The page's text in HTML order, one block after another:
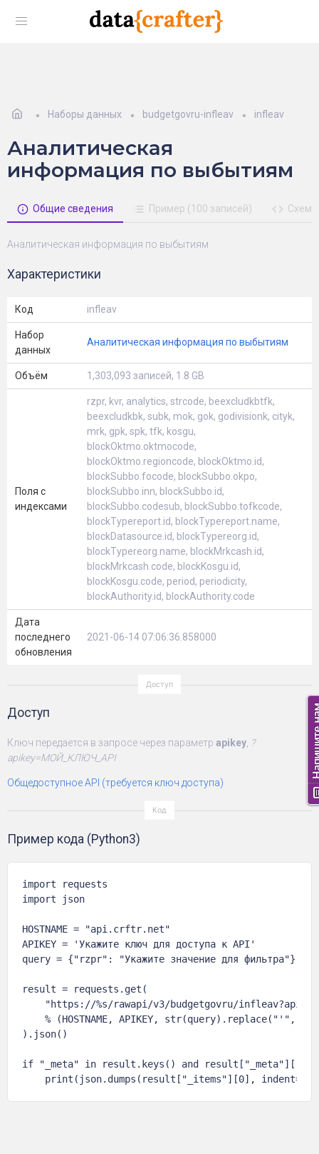
Наборы данных budgetgovru-infleav infleav
Аналитическая
информация по выбытиям
Общие сведения Пример (100 записей) Схема
Аналитическая информация по выбытиям
Характеристики
Код infleav
Набор
данных
Аналитическая информация по выбытиям
Объём 1,303,093 записей, 1.8 GB
Поля с
индексами
rzpr, kvr, analytics, strcode, beexcludkbtfk,
beexcludkbk, subk, mok, gok, godivisionk, cityk,
mrk, gpk, spk, tfk, kosgu,
blockOktmo.oktmocode,
blockOktmo.regioncode, blockOktmo.id,
blockSubbo.focode, blockSubbo.okpo,
blockSubbo.inn, blockSubbo.id,
blockSubbo.codesub, blockSubbo.tofkcode,
blockTypereport.id, blockTypereport.name,
blockDatasource.id, blockTypereorg.id,
blockTypereorg.name, blockMrkcash.id,
blockMrkcash.code, blockKosgu.id,
blockKosgu.code, period, periodicity,
blockAuthority.id, blockAuthority.code
Дата
последнего
обновления
2021-06-14 07:06:36.858000
Доступ
Ключ передается в запросе через параметр apikey, ?
apikey=МОЙ_КЛЮЧ_API
Общедоступное API (требуется ключ доступа)
Пример кода (Python3)
import requests
import json
HOSTNAME = "api.crftr.net"
APIKEY = 'Укажите ключ для доступа к API'
query = {"rzpr": "Укажите значение для фильтра"}
result = requests.get(
"https://%s/rawapi/v3/budgetgovru/
% (HOSTNAME, APIKEY, str(query).replace("'",
).json()
if "_meta" in result.keys() and
print(json.dumps(result["_items"][0], indent=4,